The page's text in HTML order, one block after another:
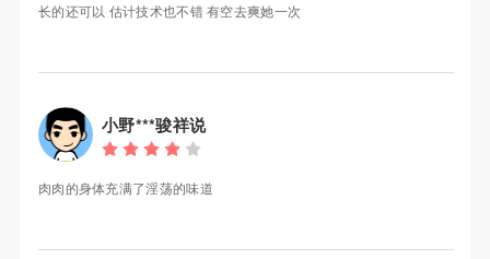
长的还可以 估计技术也不错 有空去爽她一次
小野***骏祥说
肉肉的身体充满了淫荡的味道